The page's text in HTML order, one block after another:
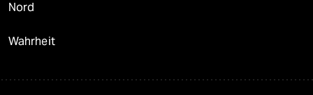
Nord
Wahrheit